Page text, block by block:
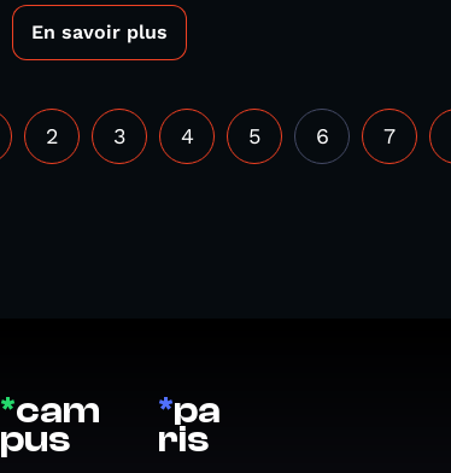
En savoir plus
2 3 4 5 6 7
*cam
pus
*pa
ris